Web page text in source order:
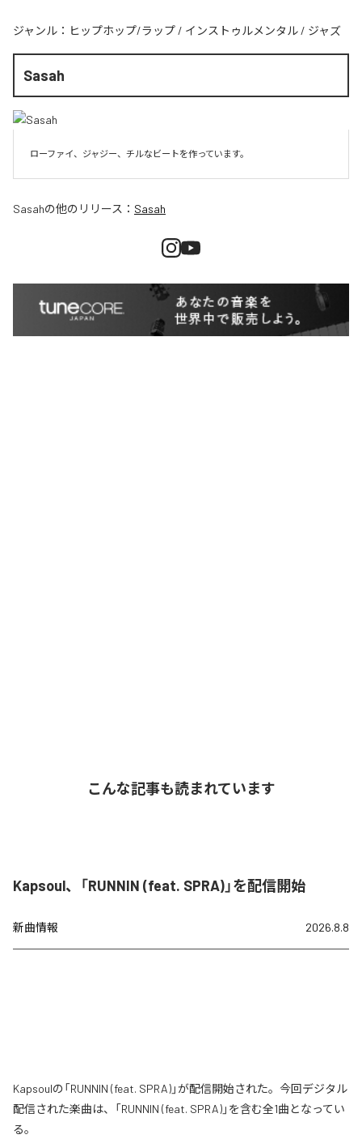
ジャンル： ヒップホップ/ラップ / インストゥルメンタル / ジャズ
Sasah
ローファイ、ジャジー、チルなビートを作っています。
Sasahの他のリリース： Sasah
こんな記事も読まれています
Kapsoul、「RUNNIN (feat. SPRA)」を配信開始
新曲情報 2026.8.8
Kapsoulの「RUNNIN (feat. SPRA)」が配信開始された。今回デジタル
配信された楽曲は、「RUNNIN (feat. SPRA)」を含む全1曲となってい
る。